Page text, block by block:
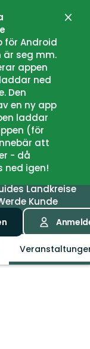
för Android
seg mm.
appen
ned
Den
en ny app
laddar
(för
att
- då
ned igen!
Landkreise
Kunde